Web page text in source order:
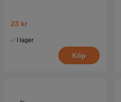
23 kr
I lager
Köp